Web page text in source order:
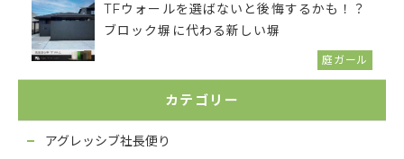
TFウォールを選ばないと後悔するかも！？
ブロック塀に代わる新しい塀
庭ガール
カテゴリー
アグレッシブ社長便り